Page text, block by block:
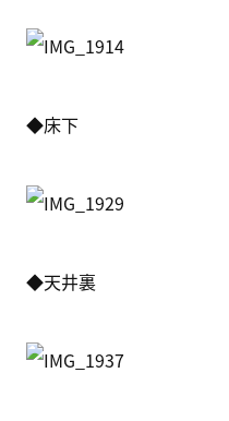
◆床下
◆天井裏